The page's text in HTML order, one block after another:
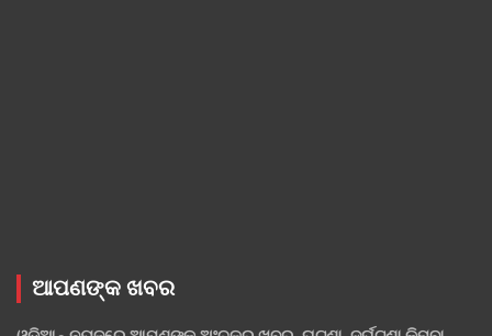
ଆପଣଙ୍କ ଖବର